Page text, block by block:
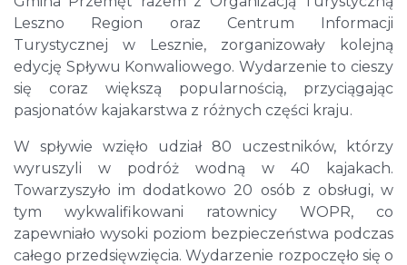
Leszno Region oraz Centrum Informacji
Turystycznej w Lesznie, zorganizowały kolejną
edycję Spływu Konwaliowego. Wydarzenie to cieszy
się coraz większą popularnością, przyciągając
pasjonatów kajakarstwa z różnych części kraju.
W spływie wzięło udział 80 uczestników, którzy
wyruszyli w podróż wodną w 40 kajakach.
Towarzyszyło im dodatkowo 20 osób z obsługi, w
tym wykwalifikowani ratownicy WOPR, co
zapewniało wysoki poziom bezpieczeństwa podczas
całego przedsięwzięcia. Wydarzenie rozpoczęło się o